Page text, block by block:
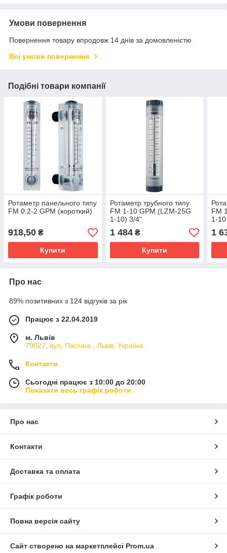
Умови повернення
Повернення товару впродовж 14 днів за домовленістю
Всі умови повернення
Подібні товари компанії
Ротаметр панельного типу
FM 0.2-2 GPM (короткий)
918,50 ₴
Купити
Ротаметр трубного типу
FM 1-10 GPM (LZM-25G
1-10) 3/4"
1 484₴
Купити
FM
1-
1
Про нас
89% позитивних з 124 відгуків за рік
Працює з 22.04.2019
м. Львів
79027, вул. Пасічна , Львів, Україна
Контакти
Сьогодні працює з 10:00 до 20:00
Показати весь графік роботи
Про нас
Контакти
Доставка та оплата
Графік роботи
Повна версія сайту
Сайт створено на маркетплейсі Prom.ua